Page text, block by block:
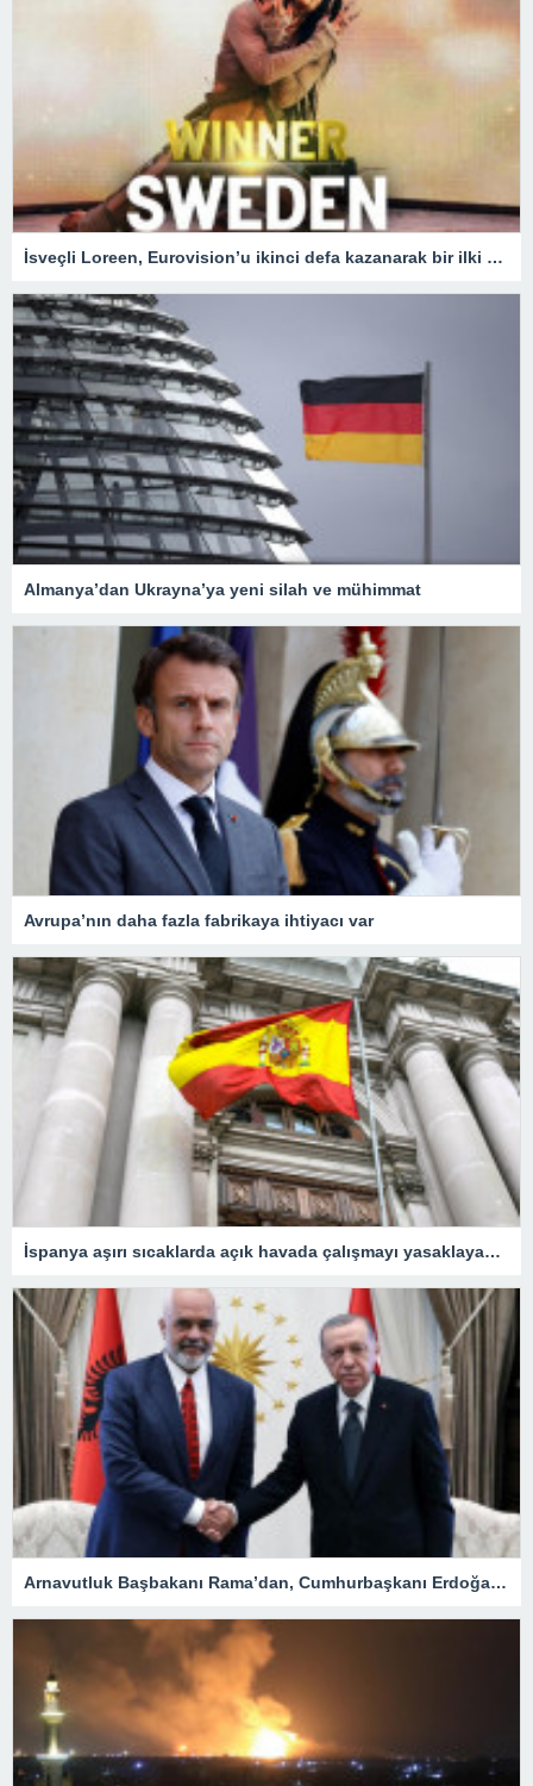
İsveçli Loreen, Eurovision’u ikinci defa kazanarak bir ilki gerçekleştirdi
Almanya’dan Ukrayna’ya yeni silah ve mühimmat
Avrupa’nın daha fazla fabrikaya ihtiyacı var
İspanya aşırı sıcaklarda açık havada çalışmayı yasaklayacak
Arnavutluk Başbakanı Rama’dan, Cumhurbaşkanı Erdoğan’a destek mesajı